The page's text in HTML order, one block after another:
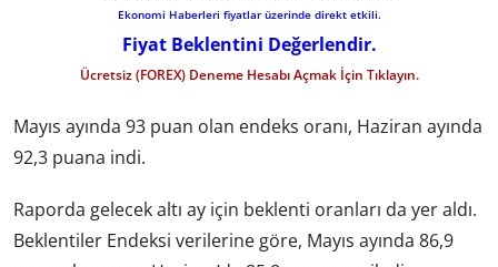
Ekonomi Haberleri fiyatlar üzerinde direkt etkili.
Fiyat Beklentini Değerlendir.
Ücretsiz (FOREX) Deneme Hesabı Açmak İçin Tıklayın.
Mayıs ayında 93 puan olan endeks oranı, Haziran ayında
92,3 puana indi.
Raporda gelecek altı ay için beklenti oranları da yer aldı.
Beklentiler Endeksi verilerine göre, Mayıs ayında 86,9